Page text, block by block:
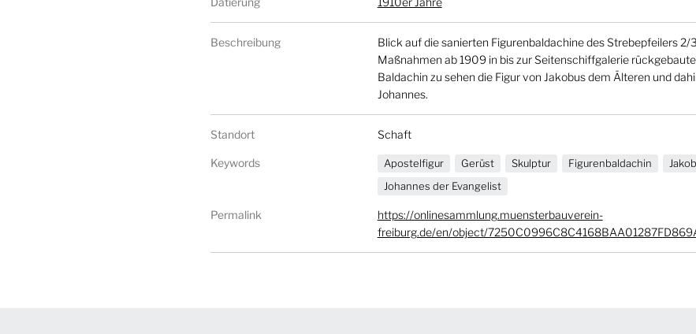
Beschreibung
Blick auf die sanierten Figurenbaldachine des Strebepfeilers 2/
Maßnahmen ab 1909 in bis zur Seitenschiffgalerie
Baldachin zu sehen die Figur von Jakobus dem Älteren und
Johannes.
Standort Schaft
Keywords Apostelfigur Gerüst Skulptur Figurenbaldachin
Johannes der Evangelist
Permalink
https://onlinesammlung.muensterbauverein-
freiburg.de/en/object/